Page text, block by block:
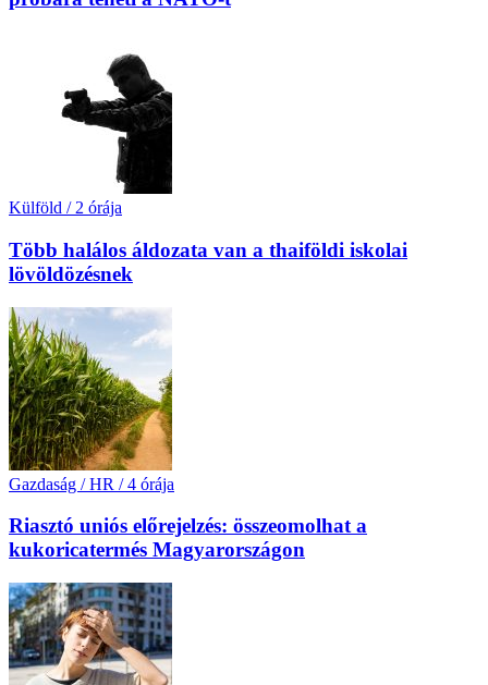
Külföld / 2 órája
Több halálos áldozata van a thaiföldi iskolai
lövöldözésnek
Gazdaság / HR / 4 órája
Riasztó uniós előrejelzés: összeomolhat a
kukoricatermés Magyarországon